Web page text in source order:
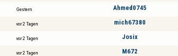
Gestern Ahmed0745
vor 2 Tagen mich67380
vor 2 Tagen Josix
vor 2 Tagen M672